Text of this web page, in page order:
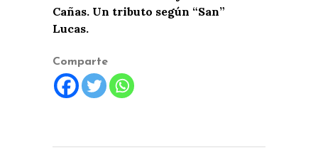
Cañas. Un tributo según “San”
Lucas.
Comparte